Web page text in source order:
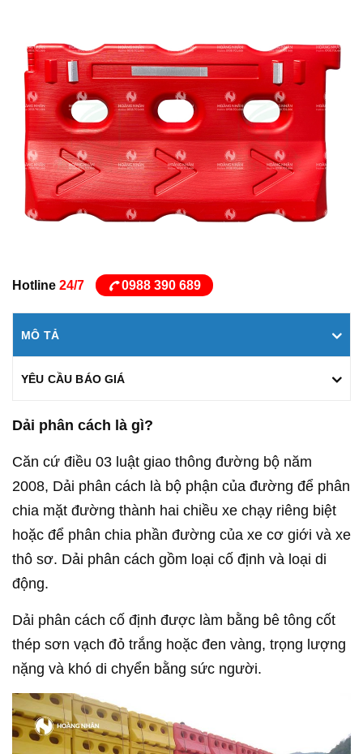
Hotline 24/7 0988 390 689
MÔ TẢ
YÊU CẦU BÁO GIÁ
Dải phân cách là gì?
Căn cứ điều 03 luật giao thông đường bộ năm
2008, Dải phân cách là bộ phận của đường để phân
chia mặt đường thành hai chiều xe chạy riêng biệt
hoặc để phân chia phần đường của xe cơ giới và xe
thô sơ. Dải phân cách gồm loại cố định và loại di
động.
Dải phân cách cố định được làm bằng bê tông cốt
thép sơn vạch đỏ trắng hoặc đen vàng, trọng lượng
nặng và khó di chyển bằng sức người.